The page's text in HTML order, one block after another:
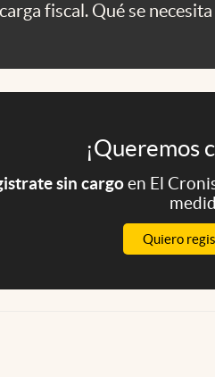
fiscal. Qué se
¡Queremos
sin cargoen El
Quiero